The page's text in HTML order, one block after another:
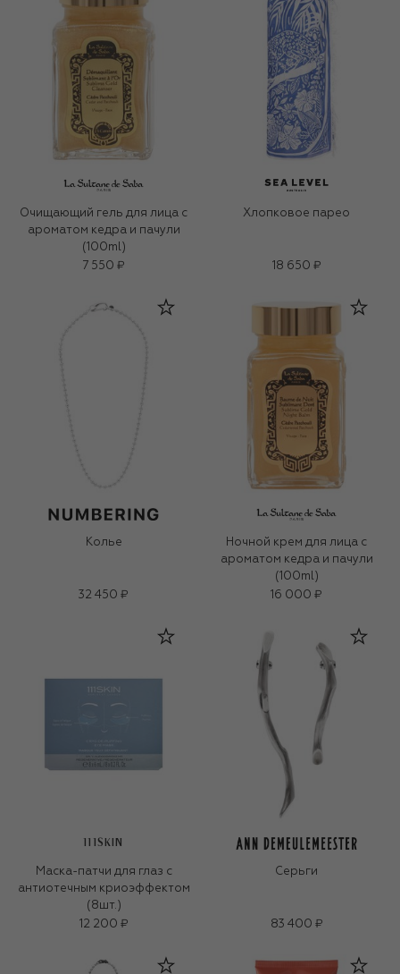
Очищающий гель для лица c
ароматом кедра и пачули
(100ml)
7 550 ₽
Хлопковое парео
18 650 ₽
Колье
32 450 ₽
Ночной крем для лица c
ароматом кедра и пачули
(100ml)
16 000 ₽
111SKIN
Маска-патчи для глаз с
антиотечным криоэффектом
(8шт.)
12 200 ₽
Серьги
83 400 ₽